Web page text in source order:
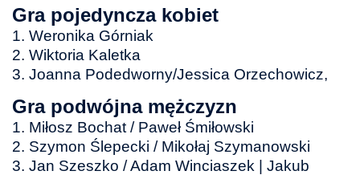
Gra pojedyncza kobiet
1. Weronika Górniak
2. Wiktoria Kaletka
3. Joanna Podedworny/Jessica Orzechowicz,
Gra podwójna mężczyzn
1. Miłosz Bochat / Paweł Śmiłowski
2. Szymon Ślepecki / Mikołaj Szymanowski
3. Jan Szeszko / Adam Winciaszek | Jakub